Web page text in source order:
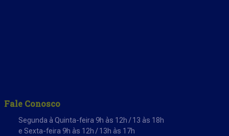
Fale Conosco
Segunda à Quinta-feira 9h às 12h / 13 às 18h
e Sexta-feira 9h às 12h / 13h às 17h